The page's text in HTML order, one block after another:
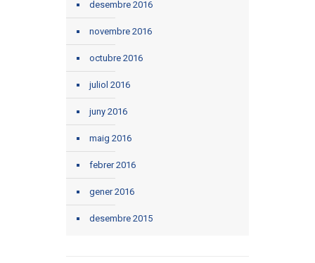
desembre 2016
novembre 2016
octubre 2016
juliol 2016
juny 2016
maig 2016
febrer 2016
gener 2016
desembre 2015